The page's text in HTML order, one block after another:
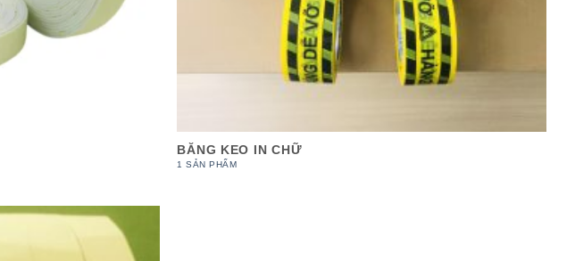
BĂNG KEO IN CHỮ
1 SẢN PHẨM